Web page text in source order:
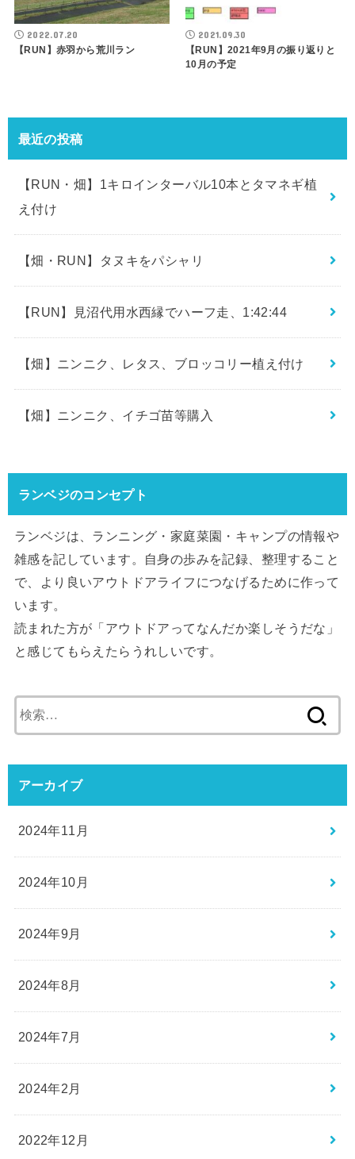
2022.07.20
【RUN】赤羽から荒川ラン
2021.09.30
【RUN】2021年9月の振り返りと
10月の予定
最近の投稿
【RUN・畑】1キロインターバル10本とタマネギ植
え付け
【畑・RUN】タヌキをパシャリ
【RUN】見沼代用水西縁でハーフ走、1:42:44
【畑】ニンニク、レタス、ブロッコリー植え付け
【畑】ニンニク、イチゴ苗等購入
ランベジのコンセプト
ランベジは、ランニング・家庭菜園・キャンプの情報や
雑感を記しています。自身の歩みを記録、整理すること
で、より良いアウトドアライフにつなげるために作って
います。
読まれた方が「アウトドアってなんだか楽しそうだな」
と感じてもらえたらうれしいです。
索:
アーカイブ
2024年11月
2024年10月
2024年9月
2024年8月
2024年7月
2024年2月
2022年12月